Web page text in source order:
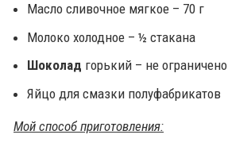
Масло сливочное мягкое – 70 г
Молоко холодное – ½ стакана
Шоколад горький – не ограничено
Яйцо для смазки полуфабрикатов
Мой способ приготовления: